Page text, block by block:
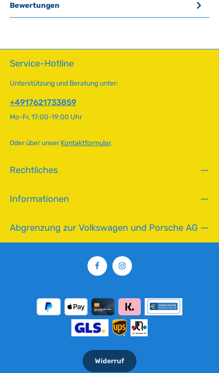
Bewertungen
Service-Hotline
Unterstützung und Beratung unter:
+4917621733859
Mo-Fr, 17:00-19:00 Uhr
Oder über unserKontaktformular.
Rechtliches
Informationen
Abgrenzung zur Volkswagen und Porsche AG
Widerruf